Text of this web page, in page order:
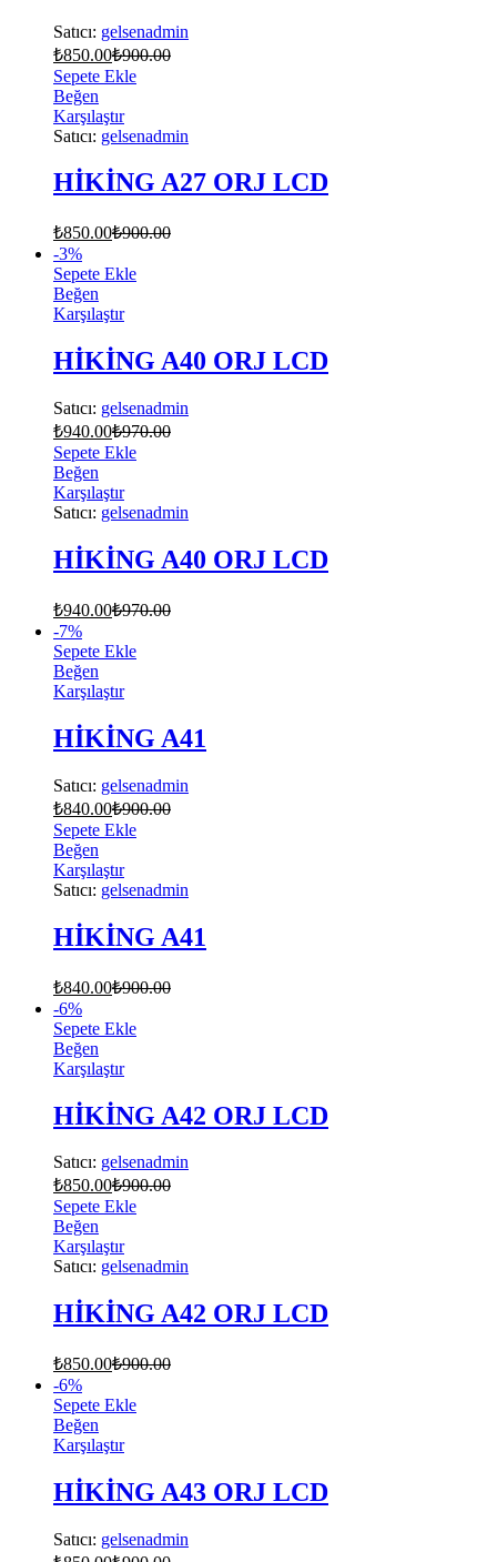
Satıcı: gelsenadmin
₺850.00₺900.00
Sepete Ekle
Beğen
Karşılaştır
Satıcı: gelsenadmin
HİKİNG A27 ORJ LCD
₺850.00₺900.00
-3%
Sepete Ekle
Beğen
Karşılaştır
HİKİNG A40 ORJ LCD
Satıcı: gelsenadmin
₺940.00₺970.00
Sepete Ekle
Beğen
Karşılaştır
Satıcı: gelsenadmin
HİKİNG A40 ORJ LCD
₺940.00₺970.00
-7%
Sepete Ekle
Beğen
Karşılaştır
HİKİNG A41
Satıcı: gelsenadmin
₺840.00₺900.00
Sepete Ekle
Beğen
Karşılaştır
Satıcı: gelsenadmin
HİKİNG A41
₺840.00₺900.00
-6%
Sepete Ekle
Beğen
Karşılaştır
HİKİNG A42 ORJ LCD
Satıcı: gelsenadmin
₺850.00₺900.00
Sepete Ekle
Beğen
Karşılaştır
Satıcı: gelsenadmin
HİKİNG A42 ORJ LCD
₺850.00₺900.00
-6%
Sepete Ekle
Beğen
Karşılaştır
HİKİNG A43 ORJ LCD
Satıcı: gelsenadmin